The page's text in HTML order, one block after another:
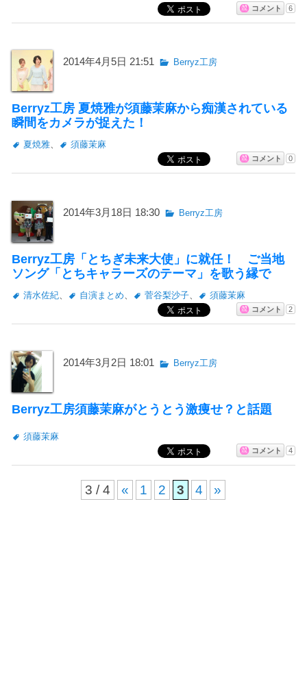
コメント 6
2014年4月5日 21:51 Berryz工房
Berryz工房 夏焼雅が須藤茉麻から痴漢されている
瞬間をカメラが捉えた！
夏焼雅、 須藤茉麻
コメント 0
2014年3月18日 18:30 Berryz工房
Berryz工房「とちぎ未来大使」に就任！ ご当地
ソング「とちキャラーズのテーマ」を歌う縁で
清水佐紀、 自演まとめ 菅谷梨沙子、 須藤茉麻
コメント 2
2014年3月2日 18:01 Berryz工房
Berryz工房須藤茉麻がとうとう激痩せ？と話題
須藤茉麻
コメント 4
3 / 4 « 1 2 3 4 »